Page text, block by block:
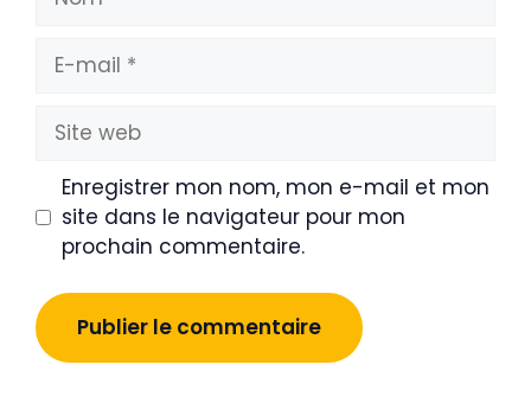
mail
Site
web
Enregistrer mon nom, mon e-mail et mon
site dans le navigateur pour mon
prochain commentaire.